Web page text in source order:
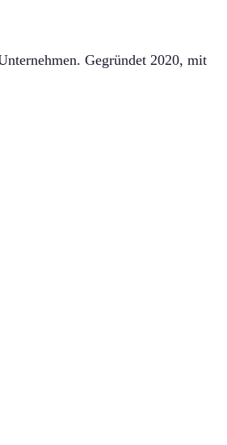
Gegründet 2020, mit